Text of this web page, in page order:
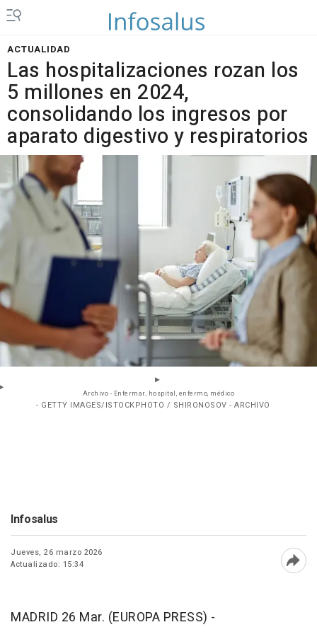
ACTUALIDAD
Las hospitalizaciones rozan los
5 millones en 2024,
consolidando los ingresos por
aparato digestivo y respiratorios
Archivo - Enfermar, hospital, enfermo, médico
- GETTY IMAGES/ISTOCKPHOTO / SHIRONOSOV - ARCHIVO
Infosalus
Jueves, 26 marzo 2026
Actualizado: 15:34
MADRID 26 Mar. (EUROPA PRESS) -